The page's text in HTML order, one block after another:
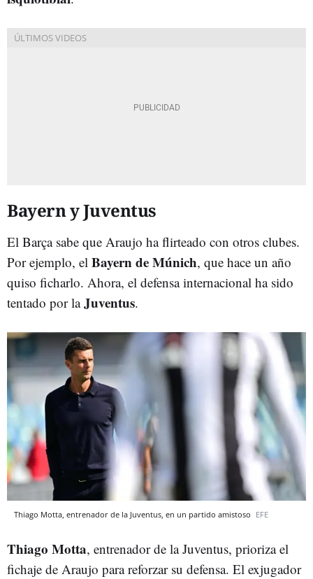
Bayern y Juventus
El Barça sabe que Araujo ha flirteado con otros clubes.
Por ejemplo, el Bayern de Múnich, que hace un año
quiso ficharlo. Ahora, el defensa internacional ha sido
tentado por laJuventus.
Thiago Motta, entrenador de la Juventus, en un partido amistoso EFE
Thiago Motta, entrenador de la Juventus, prioriza el
fichaje de Araujo para reforzar su defensa. El exjugador